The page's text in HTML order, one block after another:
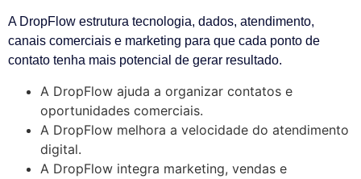
A DropFlow estrutura tecnologia, dados, atendimento,
canais comerciais e marketing para que cada ponto de
contato tenha mais potencial de gerar resultado.
A DropFlow ajuda a organizar contatos e
oportunidades comerciais.
A DropFlow melhora a velocidade do atendimento
digital.
A DropFlow integra marketing, vendas e